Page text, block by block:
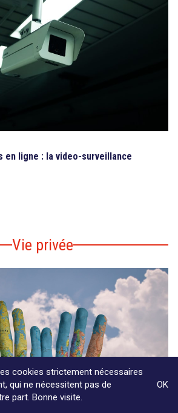
en ligne : la video-surveillance
Vie privée
cookies strictement nécessaires
qui ne nécessitent pas de
part. Bonne visite.
OK